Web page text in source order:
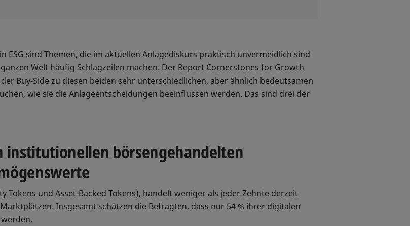
ESG sind Themen, die im aktuellen Anlagediskurs praktisch unvermeidlich sind
Welt häufig Schlagzeilen machen. Der Report Cornerstones for Growth
Buy-Side zu diesen beiden sehr unterschiedlichen, aber ähnlich bedeutsamen
wie sie die Anlageentscheidungen beeinflussen werden. Das sind drei der
institutionellen börsengehandelten
Tokens und Asset-Backed Tokens), handelt weniger als jeder Zehnte derzeit
Insgesamt schätzen die Befragten, dass nur 54 % ihrer digitalen